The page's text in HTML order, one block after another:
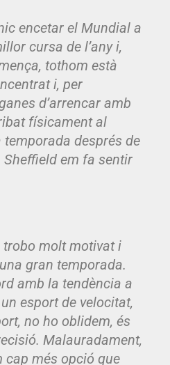
encetar el Mundial a
cursa de l’any i,
tothom està
i, per
d’arrencar amb
físicament al
temporada després de
em fa sentir
trobo molt motivat i
gran temporada.
amb la tendència a
esport de velocitat,
no ho oblidem, és
Malauradament,
cap més opció que